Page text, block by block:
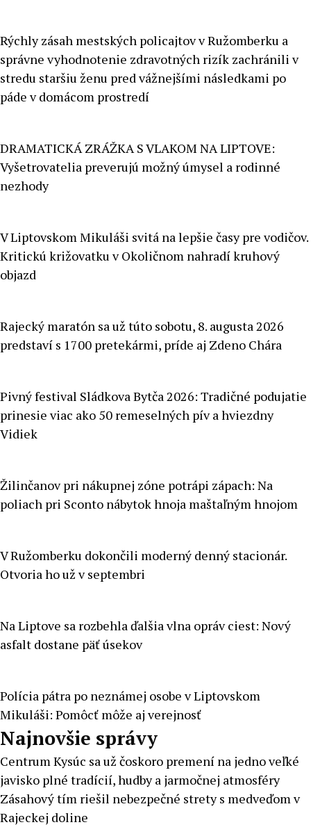
Rýchly zásah mestských policajtov v Ružomberku a
správne vyhodnotenie zdravotných rizík zachránili v
stredu staršiu ženu pred vážnejšími následkami po
páde v domácom prostredí
DRAMATICKÁ ZRÁŽKA S VLAKOM NA LIPTOVE:
Vyšetrovatelia preverujú možný úmysel a rodinné
nezhody
V Liptovskom Mikuláši svitá na lepšie časy pre vodičov.
Kritickú križovatku v Okoličnom nahradí kruhový
objazd
Rajecký maratón sa už túto sobotu, 8. augusta 2026
predstaví s 1700 pretekármi, príde aj Zdeno Chára
Pivný festival Sládkova Bytča 2026: Tradičné podujatie
prinesie viac ako 50 remeselných pív a hviezdny
Vidiek
Žilinčanov pri nákupnej zóne potrápi zápach: Na
poliach pri Sconto nábytok hnoja maštaľným hnojom
V Ružomberku dokončili moderný denný stacionár.
Otvoria ho už v septembri
Na Liptove sa rozbehla ďalšia vlna opráv ciest: Nový
asfalt dostane päť úsekov
Polícia pátra po neznámej osobe v Liptovskom
Mikuláši: Pomôcť môže aj verejnosť
Najnovšie správy
Centrum Kysúc sa už čoskoro premení na jedno veľké
javisko plné tradícií, hudby a jarmočnej atmosféry
Zásahový tím riešil nebezpečné strety s medveďom v
Rajeckej doline